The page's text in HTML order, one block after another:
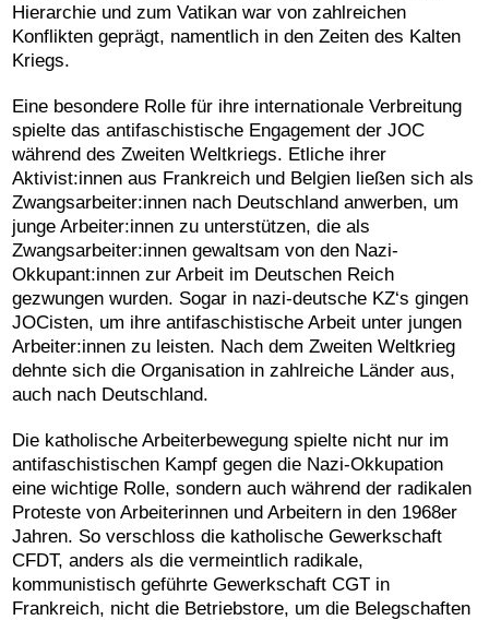
Hierarchie und zum Vatikan war von zahlreichen
Konflikten geprägt, namentlich in den Zeiten des Kalten
Kriegs.
Eine besondere Rolle für ihre internationale Verbreitung
spielte das antifaschistische Engagement der JOC
während des Zweiten Weltkriegs. Etliche ihrer
Aktivist:innen aus Frankreich und Belgien ließen sich als
Zwangsarbeiter:innen nach Deutschland anwerben, um
junge Arbeiter:innen zu unterstützen, die als
Zwangsarbeiter:innen gewaltsam von den Nazi-
Okkupant:innen zur Arbeit im Deutschen Reich
gezwungen wurden. Sogar in nazi-deutsche KZ‘s gingen
JOCisten, um ihre antifaschistische Arbeit unter jungen
Arbeiter:innen zu leisten. Nach dem Zweiten Weltkrieg
dehnte sich die Organisation in zahlreiche Länder aus,
auch nach Deutschland.
Die katholische Arbeiterbewegung spielte nicht nur im
antifaschistischen Kampf gegen die Nazi-Okkupation
eine wichtige Rolle, sondern auch während der radikalen
Proteste von Arbeiterinnen und Arbeitern in den 1968er
Jahren. So verschloss die katholische Gewerkschaft
CFDT, anders als die vermeintlich radikale,
kommunistisch geführte Gewerkschaft CGT in
Frankreich, nicht die Betriebstore, um die Belegschaften